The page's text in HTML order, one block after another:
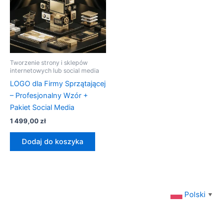
Tworzenie strony i sklepów
internetowych lub social media
LOGO dla Firmy Sprzątającej
– Profesjonalny Wzór +
Pakiet Social Media
1 499,00zł
Dodaj do koszyka
Polski ▼